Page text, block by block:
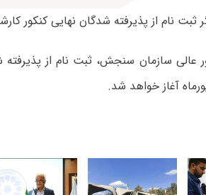
نام از پذیرفته شدگان نهایی کنکور
عالی سازمان سنجش، ثبت نام از